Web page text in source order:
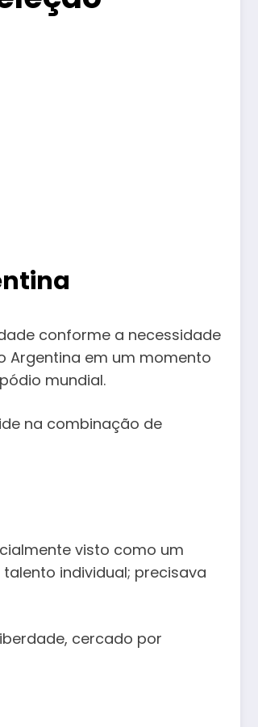
conforme a necessidade
Argentina em um momento
mundial.
na combinação de
visto como um
individual; precisava
cercado por